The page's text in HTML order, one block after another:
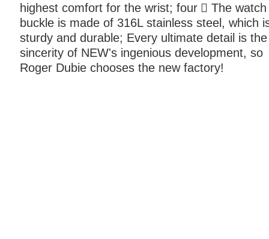
highest comfort for the wrist; four ⃣ The watch
buckle is made of 316L stainless steel, which
sturdy and durable; Every ultimate detail is the
sincerity of NEW's ingenious development, so
Roger Dubie chooses the new factory!